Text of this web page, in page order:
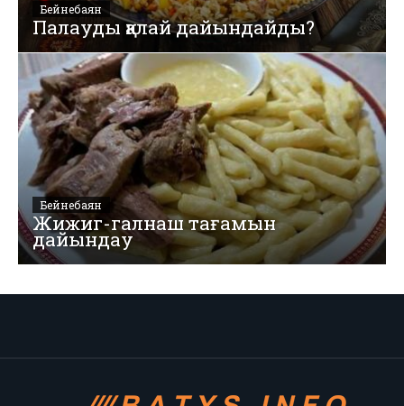
Бейнебаян
Палауды қалай дайындайды?
Бейнебаян
Жижиг-галнаш тағамын
дайындау